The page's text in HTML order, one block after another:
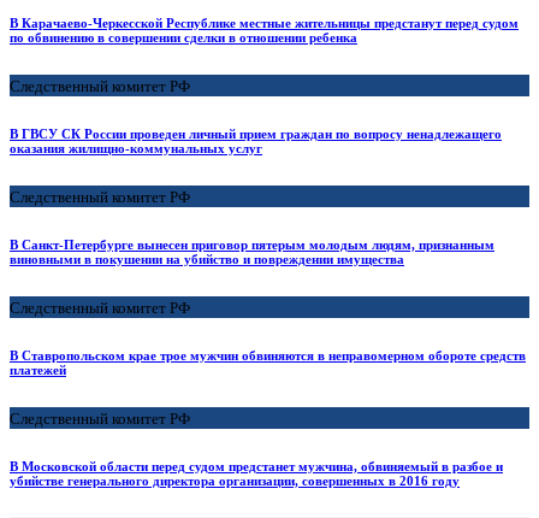
В Карачаево-Черкесской Республике местные жительницы предстанут перед судом
по обвинению в совершении сделки в отношении ребенка
Следственный комитет РФ
В ГВСУ СК России проведен личный прием граждан по вопросу ненадлежащего
оказания жилищно-коммунальных услуг
Следственный комитет РФ
В Санкт-Петербурге вынесен приговор пятерым молодым людям, признанным
виновными в покушении на убийство и повреждении имущества
Следственный комитет РФ
В Ставропольском крае трое мужчин обвиняются в неправомерном обороте средств
платежей
Следственный комитет РФ
В Московской области перед судом предстанет мужчина, обвиняемый в разбое и
убийстве генерального директора организации, совершенных в 2016 году